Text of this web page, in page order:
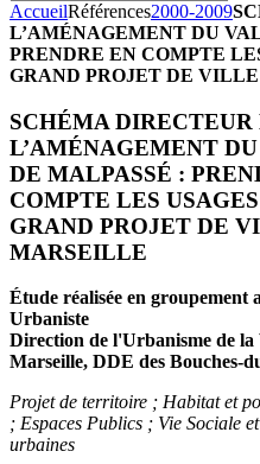
AccueilRéférences2000-2009
L’AMÉNAGEMENT DU
PRENDRE EN COMPTE
GRAND PROJET DE
SCHÉMA DIRECTEUR
L’AMÉNAGEMENT
DE MALPASSÉ :
COMPTE LES
GRAND PROJET DE
MARSEILLE
Étude réalisée en groupement
Urbaniste
Direction de l'Urbanisme de la
Marseille, DDE des Bouches-
Projet de territoire ; Habitat et
; Espaces Publics ; Vie Sociale
urbaines